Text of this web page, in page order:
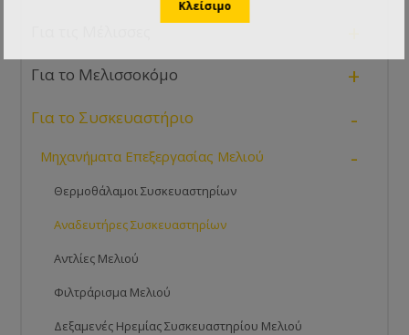
Για το Μελισσοκόμο +
Για το Συσκευαστήριο -
Μηχανήματα Επεξεργασίας Μελιού -
Θερμοθάλαμοι Συσκευαστηρίων
Αναδευτήρες Συσκευαστηρίων
Αντλίες Μελιού
Φιλτράρισμα Μελιού
Δεξαμενές Ηρεμίας Συσκευαστηρίου Μελιού